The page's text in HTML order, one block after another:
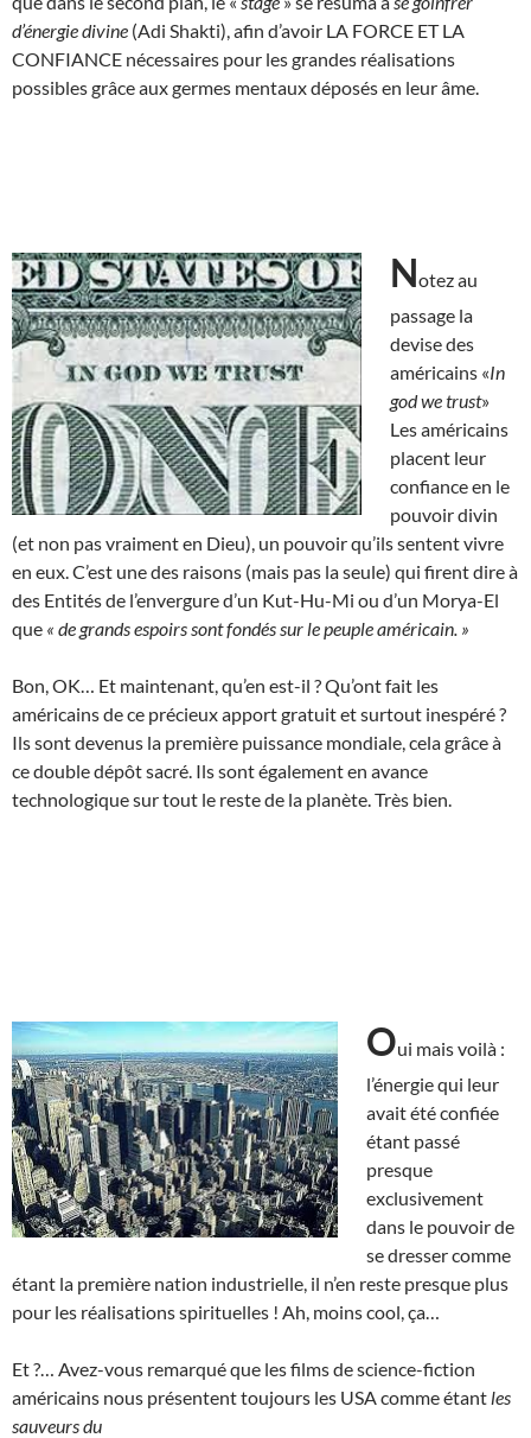
d’énergie divine (Adi Shakti), afin d’avoir LA FORCE ET LA
CONFIANCE nécessaires pour les grandes réalisations
possibles grâce aux germes mentaux déposés en leur âme.
Notez au
passage la
devise des
américains «In
god we trust»
Les américains
placent leur
confiance en le
pouvoir divin
(et non pas vraiment en Dieu), un pouvoir qu’ils sentent vivre
en eux. C’est une des raisons (mais pas la seule) qui firent dire à
des Entités de l’envergure d’un Kut-Hu-Mi ou d’un Morya-El
que « de grands espoirs sont fondés sur le peuple américain. »
Bon, OK… Et maintenant, qu’en est-il ? Qu’ont fait les
américains de ce précieux apport gratuit et surtout inespéré ?
Ils sont devenus la première puissance mondiale, cela grâce à
ce double dépôt sacré. Ils sont également en avance
technologique sur tout le reste de la planète. Très bien.
Oui mais voilà :
l’énergie qui leur
avait été confiée
étant passé
presque
exclusivement
dans le pouvoir de
se dresser comme
étant la première nation industrielle, il n’en reste presque plus
pour les réalisations spirituelles ! Ah, moins cool, ça…
Et ?… Avez-vous remarqué que les films de science-fiction
américains nous présentent toujours les USA comme étant les
sauveurs du